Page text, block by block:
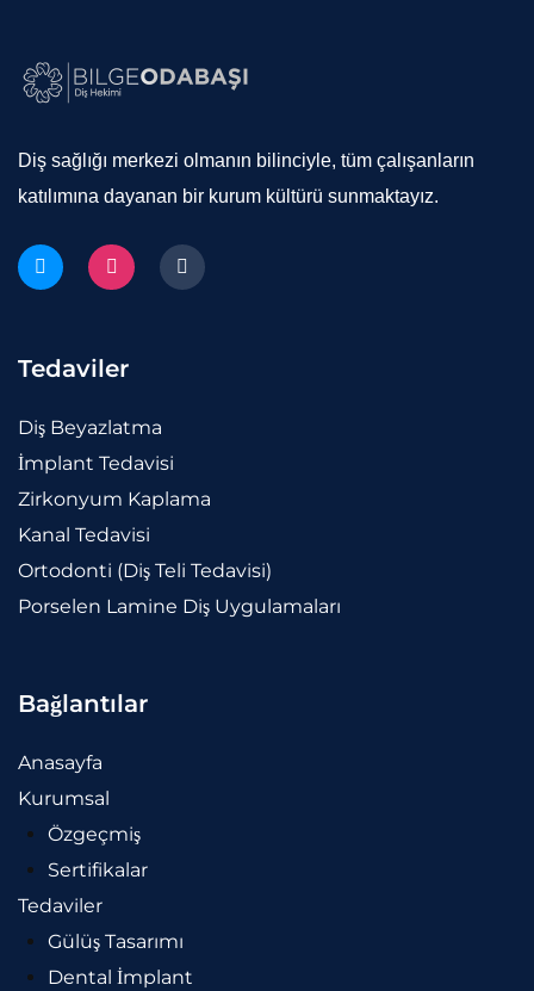
Diş sağlığı merkezi olmanın bilinciyle, tüm çalışanların
katılımına dayanan bir kurum kültürü sunmaktayız.
Tedaviler
Diş Beyazlatma
İmplant Tedavisi
Zirkonyum Kaplama
Kanal Tedavisi
Ortodonti (Diş Teli Tedavisi)
Porselen Lamine Diş Uygulamaları
Bağlantılar
Anasayfa
Kurumsal
Özgeçmiş
Sertifikalar
Tedaviler
Gülüş Tasarımı
Dental İmplant